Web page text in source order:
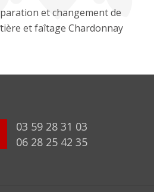
et changement de
et faîtage Chardonnay
03 59 28 31 03
06 28 25 42 35